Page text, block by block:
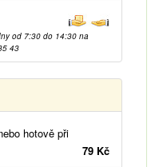
od 7:30 do 14:30 na
43
hotově při
79 Kč